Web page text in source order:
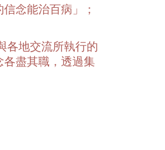
念能治百病」；
各地交流所執行的
盡其職，透過集